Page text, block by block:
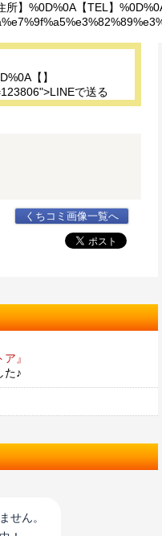
所】%0D%0A【TEL】
【】
で送る
くちコミ画像一覧へ
』
た♪
せん。